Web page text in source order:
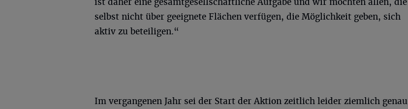
selbst nicht über geeignete Flächen verfügen, die Möglichkeit geben, sich
aktiv zu beteiligen.“
Im vergangenen Jahr sei der Start der Aktion zeitlich leider ziemlich genau